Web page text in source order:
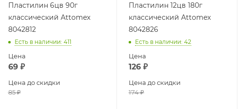
Пластилин 6цв 90г
классический Attomex
8042812
Есть в наличии: 411
Цена
69₽
Цена до скидки
85₽
Пластилин 12цв 180г
классический Attomex
8042826
Есть в наличии: 42
Цена
126₽
Цена до скидки
174₽